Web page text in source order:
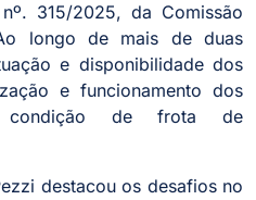
315/2025, da Comissão
longo de mais de duas
e disponibilidade dos
e funcionamento dos
condição de frota de
destacou os desafios no